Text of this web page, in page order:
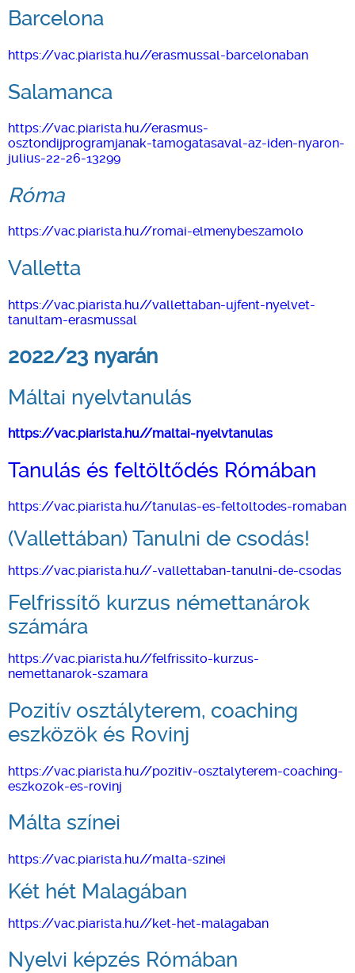
Barcelona
https://vac.piarista.hu//erasmussal-barcelonaban
Salamanca
https://vac.piarista.hu//erasmus-
osztondijprogramjanak-tamogatasaval-az-iden-nyaron-
julius-22-26-13299
Róma
https://vac.piarista.hu//romai-elmenybeszamolo
Valletta
https://vac.piarista.hu//vallettaban-ujfent-nyelvet-
tanultam-erasmussal
2022/23 nyarán
Máltai nyelvtanulás
https://vac.piarista.hu//maltai-nyelvtanulas
Tanulás és feltöltődés Rómában
https://vac.piarista.hu//tanulas-es-feltoltodes-romaban
(Vallettában) Tanulni de csodás!
https://vac.piarista.hu//-vallettaban-tanulni-de-csodas
Felfrissítő kurzus némettanárok
számára
https://vac.piarista.hu//felfrissito-kurzus-
nemettanarok-szamara
Pozitív osztályterem, coaching
eszközök és Rovinj
https://vac.piarista.hu//pozitiv-osztalyterem-coaching-
eszkozok-es-rovinj
Málta színei
https://vac.piarista.hu//malta-szinei
Két hét Malagában
https://vac.piarista.hu//ket-het-malagaban
Nyelvi képzés Rómában